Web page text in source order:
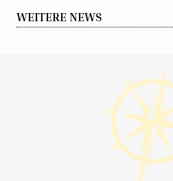
WEITERE NEWS